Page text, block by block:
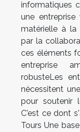
informatiques
une
matérielle à la
par la
ces éléments
entreprise
robusteLes
nécessitent
pour soutenir
C'est ce dont
Tours Une